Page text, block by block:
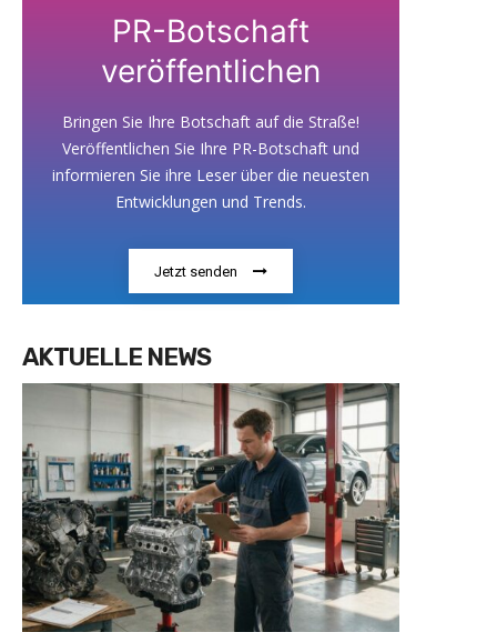
PR-Botschaft
veröffentlichen
Bringen Sie Ihre Botschaft auf die Straße!
Veröffentlichen Sie Ihre PR-Botschaft und
informieren Sie ihre Leser über die neuesten
Entwicklungen und Trends.
Jetzt senden
AKTUELLE NEWS